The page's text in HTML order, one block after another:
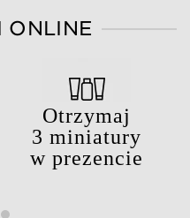
ONLINE
Otrzymaj
3 miniatury
w prezencie